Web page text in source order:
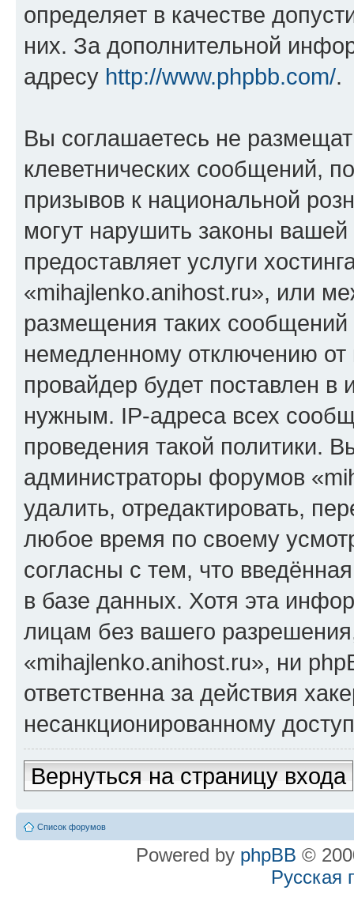
определяет в качестве
них. За дополнительной
адресу http://www.phpbb.com/.
Вы соглашаетесь не
клеветнических сообщений,
призывов к национальной
могут нарушить законы
предоставляет услуги
«mihajlenko.anihost.ru», или
размещения таких
немедленному отключению
провайдер будет поставлен в
нужным. IP-адреса всех
проведения такой политики.
администраторы форумов
удалить, отредактировать,
любое время по своему
согласны с тем, что
в базе данных. Хотя эта
лицам без вашего
«mihajlenko.anihost.ru», ни
ответственна за действия
несанкционированному
Вернуться на страницу входа
Список форумов
Powered by phpBB ©
Русская